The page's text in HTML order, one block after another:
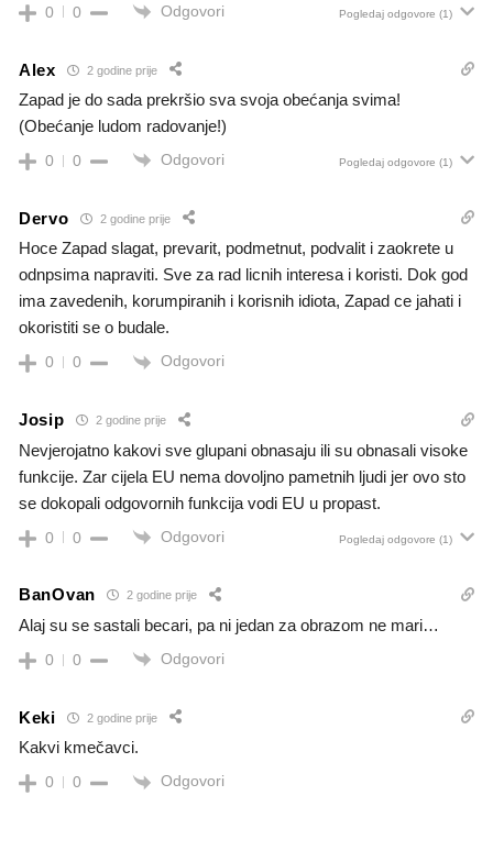
0 0 Odgovori Pogledaj odgovore (1)
Alex 2 godine prije
Zapad je do sada prekršio sva svoja obećanja svima!
(Obećanje ludom radovanje!)
0 0 Odgovori Pogledaj odgovore (1)
Dervo 2 godine prije
Hoce Zapad slagat, prevarit, podmetnut, podvalit i zaokrete u
odnpsima napraviti. Sve za rad licnih interesa i koristi. Dok god
ima zavedenih, korumpiranih i korisnih idiota, Zapad ce jahati i
okoristiti se o budale.
0 0 Odgovori
Josip 2 godine prije
Nevjerojatno kakovi sve glupani obnasaju ili su obnasali visoke
funkcije. Zar cijela EU nema dovoljno pametnih ljudi jer ovo sto
se dokopali odgovornih funkcija vodi EU u propast.
0 0 Odgovori Pogledaj odgovore (1)
BanOvan 2 godine prije
Alaj su se sastali becari, pa ni jedan za obrazom ne mari…
0 0 Odgovori
Keki 2 godine prije
Kakvi kmečavci.
0 0 Odgovori